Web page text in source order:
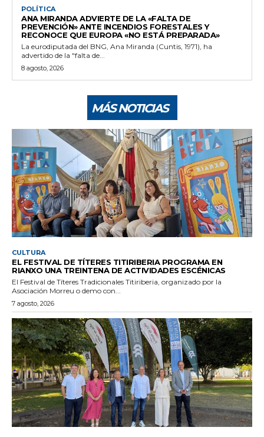
POLÍTICA
ANA MIRANDA ADVIERTE DE LA «FALTA DE
PREVENCIÓN» ANTE INCENDIOS FORESTALES Y
RECONOCE QUE EUROPA «NO ESTÁ PREPARADA»
La eurodiputada del BNG, Ana Miranda (Cuntis, 1971), ha
advertido de la "falta de...
8 agosto, 2026
MÁS NOTICIAS
CULTURA
EL FESTIVAL DE TÍTERES TITIRIBERIA PROGRAMA EN
RIANXO UNA TREINTENA DE ACTIVIDADES ESCÉNICAS
El Festival de Títeres Tradicionales Titiriberia, organizado por la
Asociación Morreu o demo con...
7 agosto, 2026